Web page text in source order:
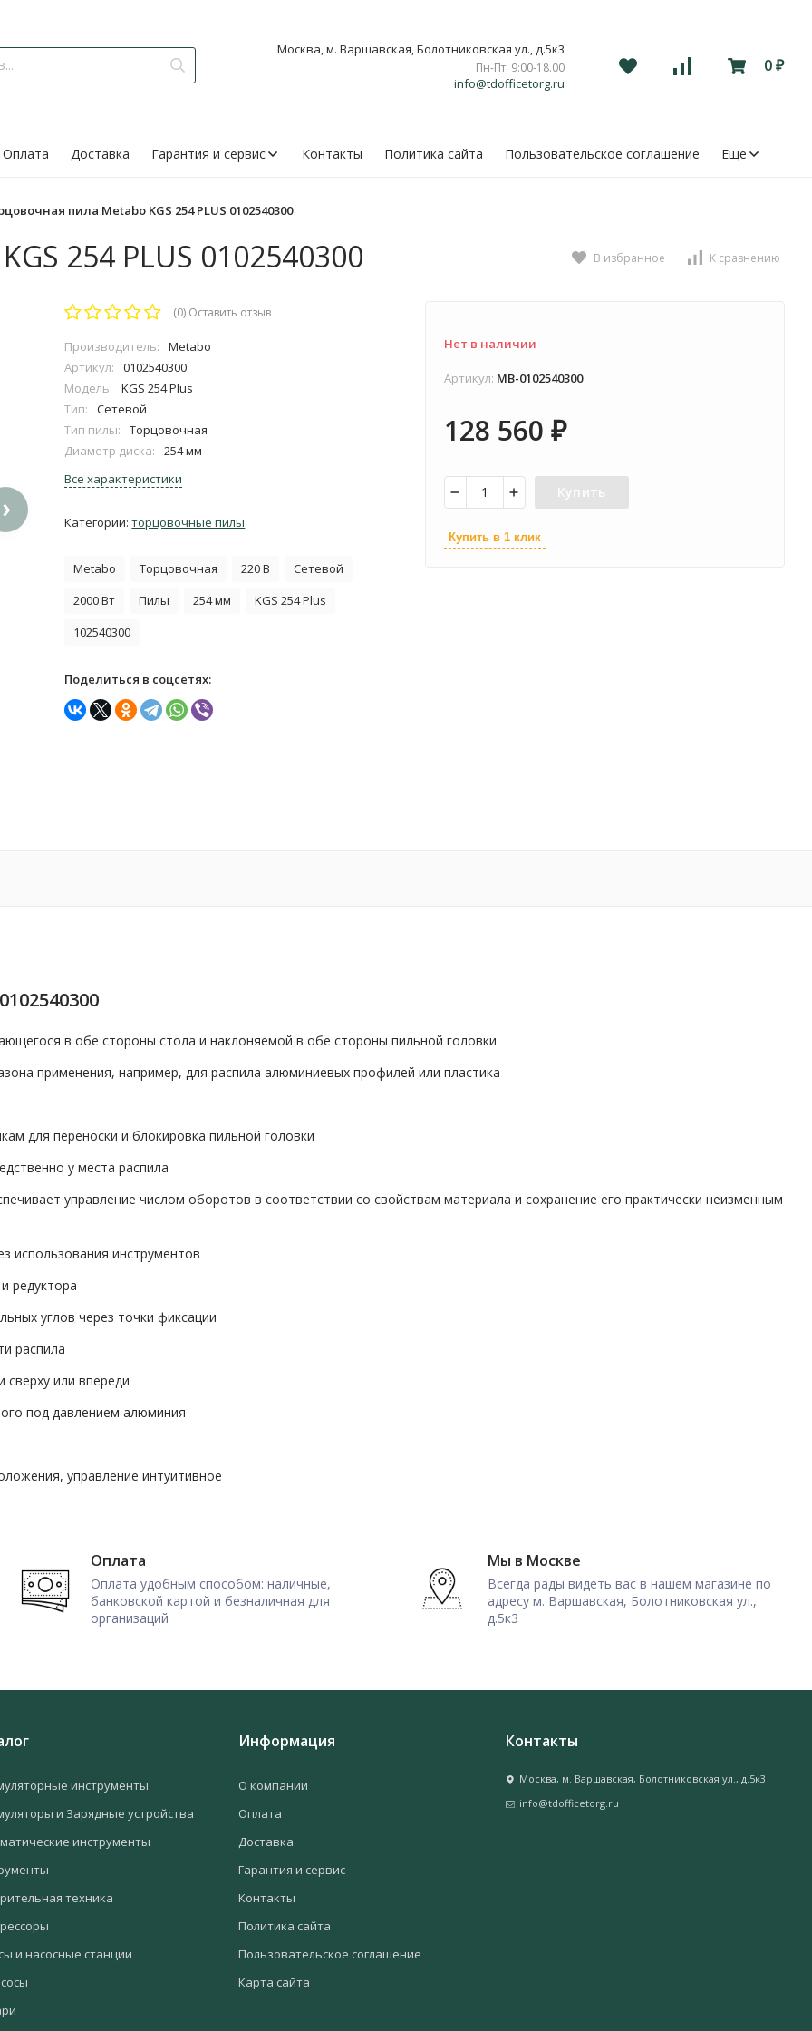
Москва, м. Варшавская, Болотниковская ул., д.5к3
Пн-Пт. 9:00-18.00
info@tdofficetorg.ru
0 ₽
Оплата Доставка Гарантия и сервис Контакты Политика сайта Пользовательское соглашение Еще
пила Metabo KGS 254 PLUS 0102540300
254 PLUS 0102540300 В избранное К сравнению
›
(0) Оставить отзыв
Производитель:
Metabo
Артикул:
0102540300
Модель:
KGS 254 Plus
Тип:
Сетевой
Тип пилы:
Торцовочная
Диаметр диска:
254 мм
Все характеристики
Категории:торцовочные пилы
Metabo Торцовочная 220 В
Сетевой
2000 Вт
Пилы 254 мм
KGS 254 Plus
102540300
Поделиться в соцсетях:
Нет в наличии
Артикул: MB-0102540300
128 560 ₽
Купить
Купить в 1 клик
в обе стороны стола и наклоняемой в обе стороны пильной головки
применения, например, для распила алюминиевых профилей или пластика
для переноски и блокировка пильной головки
у места распила
управление числом оборотов в соответствии со свойствам материала и сохранение его практически неизменным
использования инструментов
редуктора
углов через точки фиксации
распила
или впереди
под давлением алюминия
управление интуитивное
Оплата
Оплата удобным способом: наличные,
банковской картой и безналичная для
организаций
Мы в Москве
Всегда рады видеть вас в нашем магазине по
адресу м. Варшавская, Болотниковская ул.,
д.5к3
инструменты
и Зарядные устройства
инструменты
техника
и насосные станции
Информация
О компании
Оплата
Доставка
Гарантия и сервис
Контакты
Политика сайта
Пользовательское соглашение
Карта сайта
Контакты
Москва, м. Варшавская, Болотниковская ул., д.5к3
info@tdofficetorg.ru